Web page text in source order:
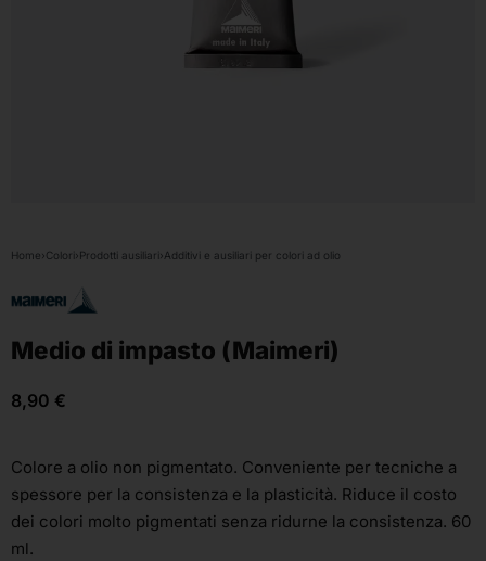
Home›Colori›Prodotti ausiliari›Additivi e ausiliari per colori ad olio
Medio di impasto (Maimeri)
8,90 €
Colore a olio non pigmentato. Conveniente per tecniche a
spessore per la consistenza e la plasticità. Riduce il costo
dei colori molto pigmentati senza ridurne la consistenza. 60
ml.